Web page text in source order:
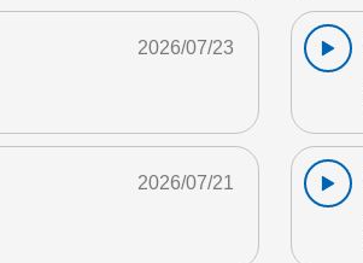
2026/07/23
2026/07/21